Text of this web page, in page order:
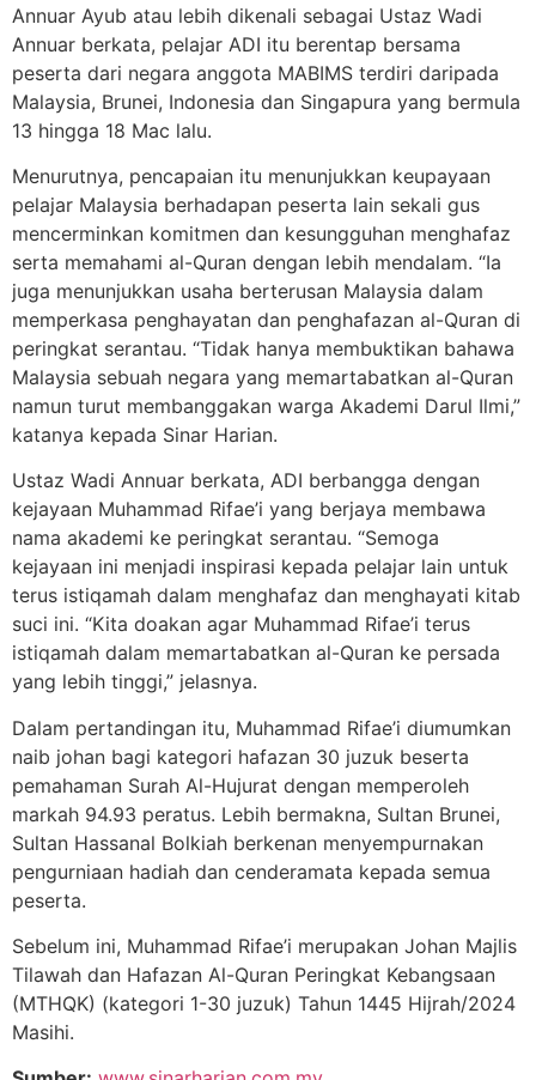
Annuar Ayub atau lebih dikenali sebagai Ustaz Wadi
Annuar berkata, pelajar ADI itu berentap bersama
peserta dari negara anggota MABIMS terdiri daripada
Malaysia, Brunei, Indonesia dan Singapura yang bermula
13 hingga 18 Mac lalu.
Menurutnya, pencapaian itu menunjukkan keupayaan
pelajar Malaysia berhadapan peserta lain sekali gus
mencerminkan komitmen dan kesungguhan menghafaz
serta memahami al-Quran dengan lebih mendalam. “Ia
juga menunjukkan usaha berterusan Malaysia dalam
memperkasa penghayatan dan penghafazan al-Quran di
peringkat serantau. “Tidak hanya membuktikan bahawa
Malaysia sebuah negara yang memartabatkan al-Quran
namun turut membanggakan warga Akademi Darul Ilmi,”
katanya kepada Sinar Harian.
Ustaz Wadi Annuar berkata, ADI berbangga dengan
kejayaan Muhammad Rifae’i yang berjaya membawa
nama akademi ke peringkat serantau. “Semoga
kejayaan ini menjadi inspirasi kepada pelajar lain untuk
terus istiqamah dalam menghafaz dan menghayati kitab
suci ini. “Kita doakan agar Muhammad Rifae’i terus
istiqamah dalam memartabatkan al-Quran ke persada
yang lebih tinggi,” jelasnya.
Dalam pertandingan itu, Muhammad Rifae’i diumumkan
naib johan bagi kategori hafazan 30 juzuk beserta
pemahaman Surah Al-Hujurat dengan memperoleh
markah 94.93 peratus. Lebih bermakna, Sultan Brunei,
Sultan Hassanal Bolkiah berkenan menyempurnakan
pengurniaan hadiah dan cenderamata kepada semua
peserta.
Sebelum ini, Muhammad Rifae’i merupakan Johan Majlis
Tilawah dan Hafazan Al-Quran Peringkat Kebangsaan
(MTHQK) (kategori 1-30 juzuk) Tahun 1445 Hijrah/2024
Masihi.